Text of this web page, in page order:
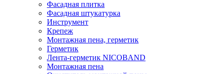
Фасадная плитка
Фасадная штукатурка
Инструмент
Крепеж
Монтажная пена, герметик
Герметик
Лента-герметик NICOBAND
Монтажная пена